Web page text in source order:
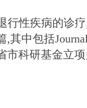
行性疾病的诊
其中包括
市科研基金立